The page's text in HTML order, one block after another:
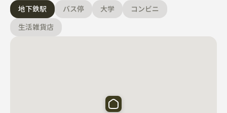
地下鉄駅 バス停 大学
コンビニ
生活雑貨店